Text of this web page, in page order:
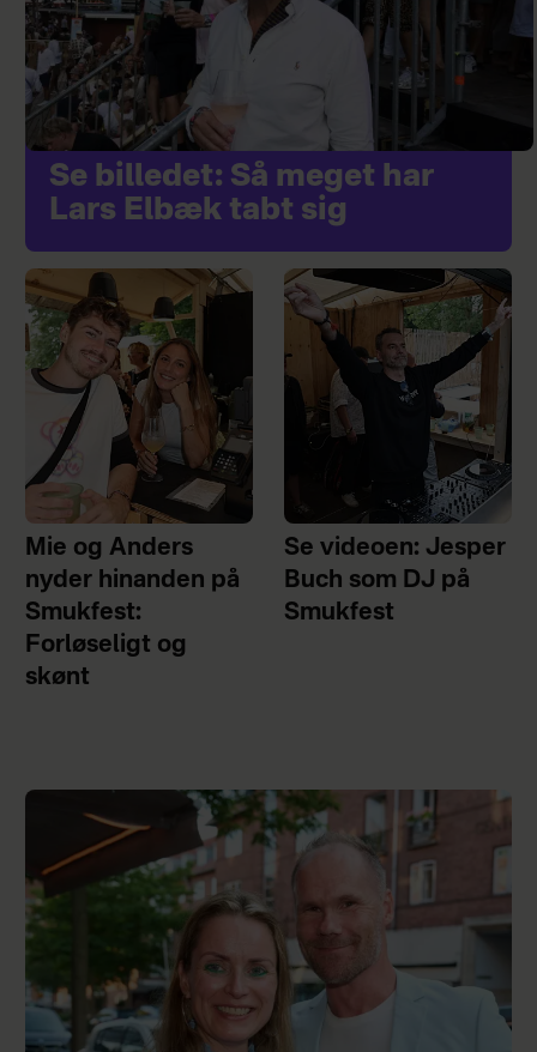
Se billedet: Så meget har
Lars Elbæk tabt sig
Mie og Anders
nyder hinanden på
Smukfest:
Forløseligt og
skønt
Se videoen: Jesper
Buch som DJ på
Smukfest